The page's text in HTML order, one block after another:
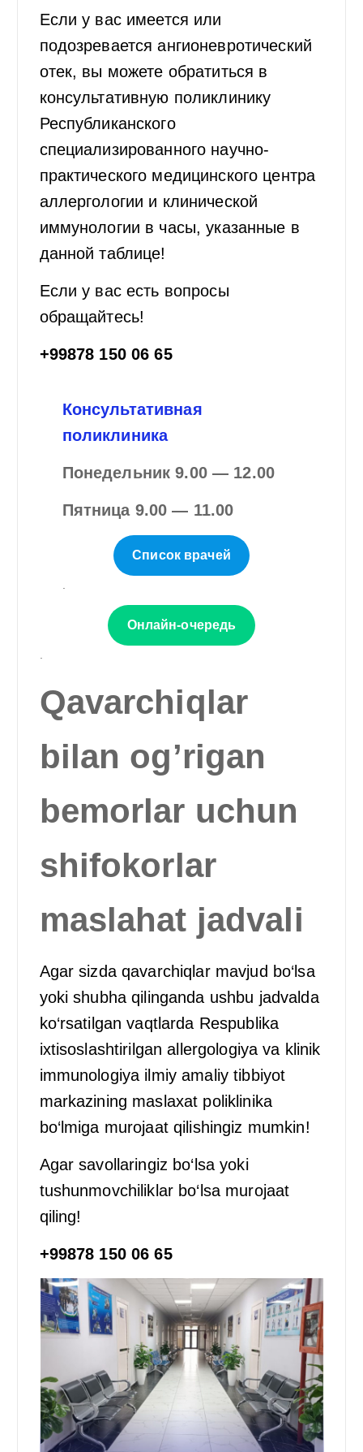
Если у вас имеется или
подозревается ангионевротический
отек, вы можете обратиться в
консультативную поликлинику
Республиканского
специализированного научно-
практического медицинского центра
аллергологии и клинической
иммунологии в часы, указанные в
данной таблице!
Если у вас есть вопросы
обращайтесь!
+99878 150 06 65
Консультативная
поликлиника
Понедельник 9.00 — 12.00
Пятница 9.00 — 11.00
Список врачей
Онлайн-очередь
Qavarchiqlar
bilan og’rigan
bemorlar uchun
shifokorlar
maslahat jadvali
Agar sizda qavarchiqlar mavjud bo‘lsa
yoki shubha qilinganda ushbu jadvalda
ko‘rsatilgan vaqtlarda Respublika
ixtisoslashtirilgan allergologiya va klinik
immunologiya ilmiy amaliy tibbiyot
markazining maslaxat poliklinika
bo‘lmiga murojaat qilishingiz mumkin!
Agar savollaringiz bo‘lsa yoki
tushunmovchiliklar bo‘lsa murojaat
qiling!
+99878 150 06 65